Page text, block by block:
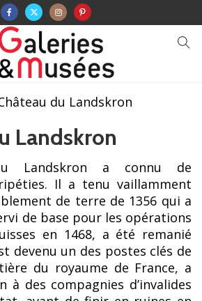
du Landskron
Landskron
Landskron a connu de
Il a tenu vaillamment
de terre de 1356 qui a
de base pour les opérations
en 1468, a été remanié
devenu un des postes clés de
du royaume de France, a
à des compagnies d’invalides